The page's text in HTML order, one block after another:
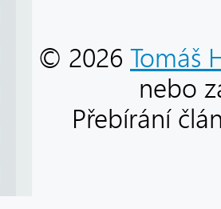
© 2026 Tomáš
nebo
Přebírání